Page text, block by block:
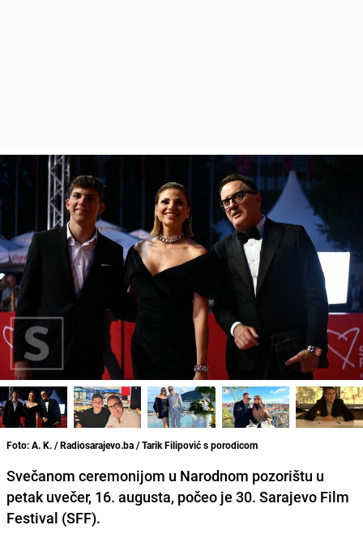
Foto: A. K. / Radiosarajevo.ba / Tarik Filipović s porodicom
Svečanom ceremonijom u Narodnom pozorištu u
petak uvečer, 16. augusta, počeo je 30. Sarajevo Film
Festival (SFF).